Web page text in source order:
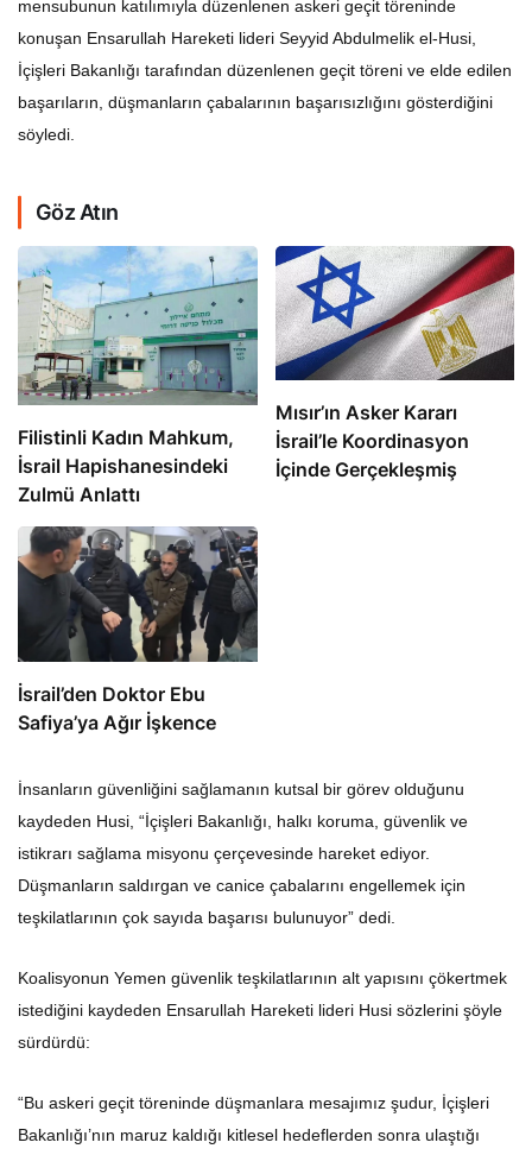
mensubunun katılımıyla düzenlenen askeri geçit töreninde
konuşan Ensarullah Hareketi lideri Seyyid Abdulmelik el-Husi,
İçişleri Bakanlığı tarafından düzenlenen geçit töreni ve elde edilen
başarıların, düşmanların çabalarının başarısızlığını gösterdiğini
söyledi.
Göz Atın
Filistinli Kadın Mahkum,
İsrail Hapishanesindeki
Zulmü Anlattı
Mısır’ın Asker Kararı
İsrail’le Koordinasyon
İçinde Gerçekleşmiş
İsrail’den Doktor Ebu
Safiya’ya Ağır İşkence
İnsanların güvenliğini sağlamanın kutsal bir görev olduğunu
kaydeden Husi, “İçişleri Bakanlığı, halkı koruma, güvenlik ve
istikrarı sağlama misyonu çerçevesinde hareket ediyor.
Düşmanların saldırgan ve canice çabalarını engellemek için
teşkilatlarının çok sayıda başarısı bulunuyor” dedi.
Koalisyonun Yemen güvenlik teşkilatlarının alt yapısını çökertmek
istediğini kaydeden Ensarullah Hareketi lideri Husi sözlerini şöyle
sürdürdü:
“Bu askeri geçit töreninde düşmanlara mesajımız şudur, İçişleri
Bakanlığı’nın maruz kaldığı kitlesel hedeflerden sonra ulaştığı